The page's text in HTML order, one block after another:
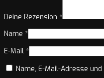
Deine Rezension *
Name *
E-Mail *
Name, E-Mail-Adresse